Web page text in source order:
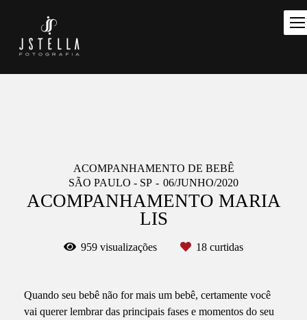
ACOMPANHAMENTO DE BEBÊ
SÃO PAULO - SP
06/JUNHO/2020
ACOMPANHAMENTO MARIA
LIS
959 visualizações 18 curtidas
Quando seu bebê não for mais um bebê, certamente você
vai querer lembrar das principais fases e momentos do seu